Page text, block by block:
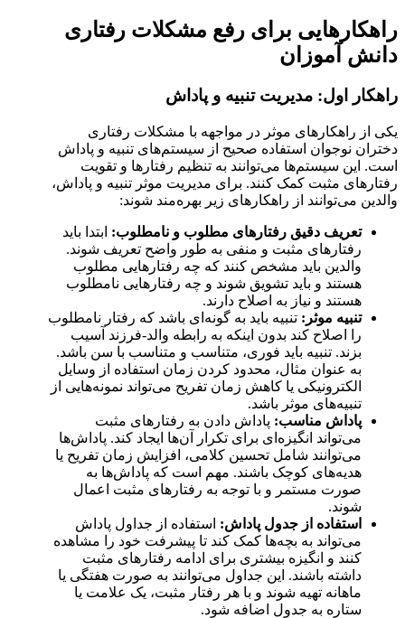
راهکارهایی برای رفع مشکلات رفتاری
دانش آموزان
راهکار اول: مدیریت تنبیه و پاداش
یکی از راهکارهای موثر در مواجهه با مشکلات رفتاری
دختران نوجوان استفاده صحیح از سیستم‌های تنبیه و پاداش
است. این سیستم‌ها می‌توانند به تنظیم رفتارها و تقویت
رفتارهای مثبت کمک کنند. برای مدیریت موثر تنبیه و پاداش،
والدین می‌توانند از راهکارهای زیر بهره‌مند شوند:
تعریف دقیق رفتارهای مطلوب و نامطلوب: ابتدا باید
رفتارهای مثبت و منفی به طور واضح تعریف شوند.
والدین باید مشخص کنند که چه رفتارهایی مطلوب
هستند و باید تشویق شوند و چه رفتارهایی نامطلوب
هستند و نیاز به اصلاح دارند.
تنبیه موثر: تنبیه باید به گونه‌ای باشد که رفتار نامطلوب
را اصلاح کند بدون اینکه به رابطه والد-فرزند آسیب
بزند. تنبیه باید فوری، متناسب و متناسب با سن باشد.
به عنوان مثال، محدود کردن زمان استفاده از وسایل
الکترونیکی یا کاهش زمان تفریح می‌تواند نمونه‌هایی از
تنبیه‌های موثر باشد.
پاداش مناسب: پاداش دادن به رفتارهای مثبت
می‌تواند انگیزه‌ای برای تکرار آن‌ها ایجاد کند. پاداش‌ها
می‌توانند شامل تحسین کلامی، افزایش زمان تفریح یا
هدیه‌های کوچک باشند. مهم است که پاداش‌ها به
صورت مستمر و با توجه به رفتارهای مثبت اعمال
شوند.
استفاده از جدول پاداش: استفاده از جداول پاداش
می‌تواند به بچه‌ها کمک کند تا پیشرفت خود را مشاهده
کنند و انگیزه بیشتری برای ادامه رفتارهای مثبت
داشته باشند. این جداول می‌توانند به صورت هفتگی یا
ماهانه تهیه شوند و با هر رفتار مثبت، یک علامت یا
ستاره به جدول اضافه شود.